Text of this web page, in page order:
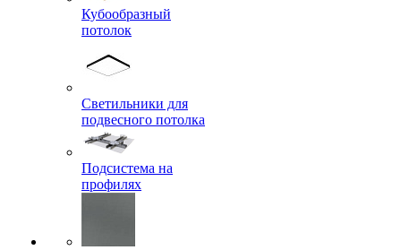
Кубообразный
потолок
Светильники для
подвесного потолка
Подсистема на
профилях